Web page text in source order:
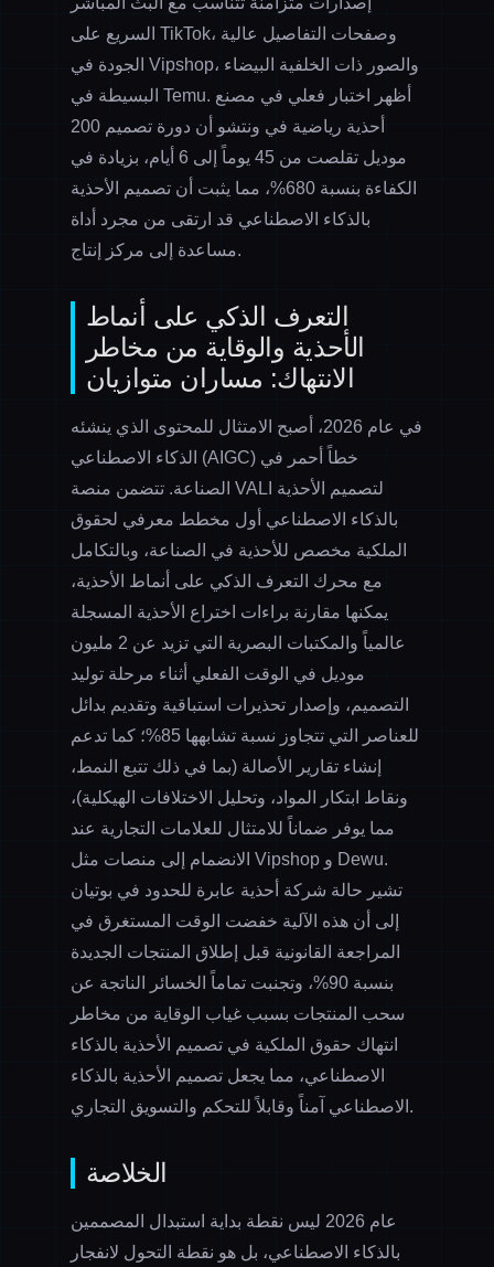
السريع على TikTok، وصفحات التفاصيل عالية
الجودة في Vipshop، والصور ذات الخلفية البيضاء
البسيطة في Temu. أظهر اختبار فعلي في مصنع
أحذية رياضية في ونتشو أن دورة تصميم 200
موديل تقلصت من 45 يوماً إلى 6 أيام، بزيادة في
الكفاءة بنسبة 680%، مما يثبت أن تصميم الأحذية
بالذكاء الاصطناعي قد ارتقى من مجرد أداة
مساعدة إلى مركز إنتاج.
التعرف الذكي على أنماط
الأحذية والوقاية من مخاطر
الانتهاك: مساران متوازيان
في عام 2026، أصبح الامتثال للمحتوى الذي ينشئه
الذكاء الاصطناعي (AIGC) خطاً أحمر في
الصناعة. تتضمن منصة VALI لتصميم الأحذية
بالذكاء الاصطناعي أول مخطط معرفي لحقوق
الملكية مخصص للأحذية في الصناعة، وبالتكامل
مع محرك التعرف الذكي على أنماط الأحذية،
يمكنها مقارنة براءات اختراع الأحذية المسجلة
عالمياً والمكتبات البصرية التي تزيد عن 2 مليون
موديل في الوقت الفعلي أثناء مرحلة توليد
التصميم، وإصدار تحذيرات استباقية وتقديم بدائل
للعناصر التي تتجاوز نسبة تشابهها 85%؛ كما تدعم
إنشاء تقارير الأصالة (بما في ذلك تتبع النمط،
ونقاط ابتكار المواد، وتحليل الاختلافات الهيكلية)،
مما يوفر ضماناً للامتثال للعلامات التجارية عند
الانضمام إلى منصات مثل Vipshop و Dewu.
تشير حالة شركة أحذية عابرة للحدود في بوتيان
إلى أن هذه الآلية خفضت الوقت المستغرق في
المراجعة القانونية قبل إطلاق المنتجات الجديدة
بنسبة 90%، وتجنبت تماماً الخسائر الناتجة عن
سحب المنتجات بسبب غياب الوقاية من مخاطر
انتهاك حقوق الملكية في تصميم الأحذية بالذكاء
الاصطناعي، مما يجعل تصميم الأحذية بالذكاء
الاصطناعي آمناً وقابلاً للتحكم والتسويق التجاري.
الخلاصة
عام 2026 ليس نقطة بداية استبدال المصممين
بالذكاء الاصطناعي، بل هو نقطة التحول لانفجار